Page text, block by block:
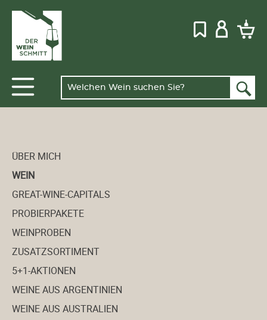
ÜBER MICH
WEIN
GREAT-WINE-CAPITALS
PROBIERPAKETE
WEINPROBEN
ZUSATZSORTIMENT
5+1-AKTIONEN
WEINE AUS ARGENTINIEN
WEINE AUS AUSTRALIEN